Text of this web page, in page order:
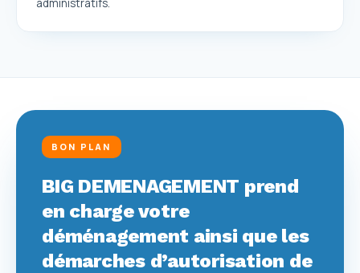
BON PLAN
BIG DEMENAGEMENT prend
en charge votre
déménagement ainsi que les
démarches d’autorisation de